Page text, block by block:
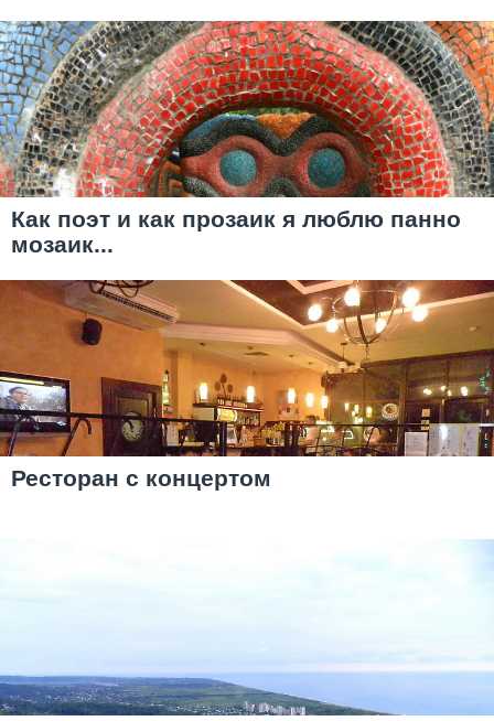
Как поэт и как прозаик я люблю панно
мозаик...
Ресторан с концертом